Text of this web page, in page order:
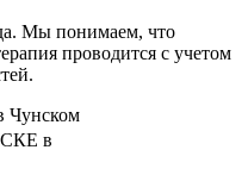
Мы понимаем, что
проводится с учетом
Чунском
в